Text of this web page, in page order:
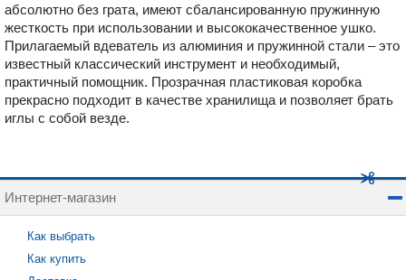
абсолютно без грата, имеют сбалансированную пружинную
жесткость при использовании и высококачественное ушко.
Прилагаемый вдеватель из алюминия и пружинной стали – это
известный классический инструмент и необходимый,
практичный помощник. Прозрачная пластиковая коробка
прекрасно подходит в качестве хранилища и позволяет брать
иглы с собой везде.
Интернет-магазин
Как выбрать
Как купить